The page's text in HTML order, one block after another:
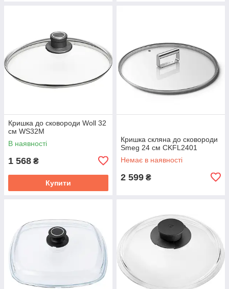
Кришка до сковороди Woll 32
см WS32M
В наявності
1 568 ₴
Купити
Кришка скляна до сковороди
Smeg 24 см CKFL2401
Немає в наявності
2 599 ₴